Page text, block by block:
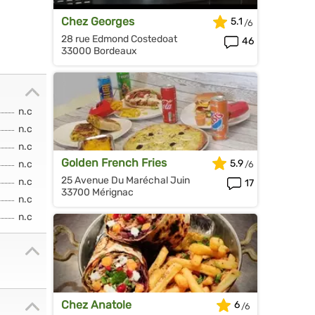
n.c
n.c
n.c
n.c
n.c
n.c
n.c
Chez Georges
28 rue Edmond Costedoat
33000 Bordeaux
5.1
46
Golden French Fries
25 Avenue Du Maréchal Juin
33700 Mérignac
5.9
17
Chez Anatole 6